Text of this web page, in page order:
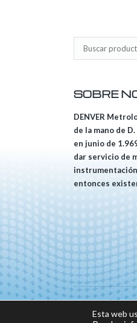
SOBRE
DENVER
de la mano de
en junio de
dar servicio de
entonces
Esta web